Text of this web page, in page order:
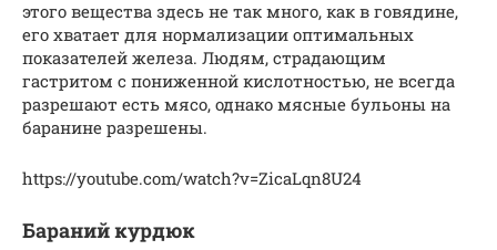
этого вещества здесь не так много, как в говядине,
его хватает для нормализации оптимальных
показателей железа. Людям, страдающим
гастритом с пониженной кислотностью, не всегда
разрешают есть мясо, однако мясные бульоны на
баранине разрешены.
https://youtube.com/watch?v=ZicaLqn8U24
Бараний курдюк